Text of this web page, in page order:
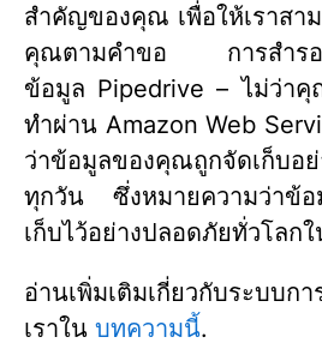
สำคัญของคุณ เพื่อให้เราสา
คุณตามคำขอ การสำรอ
ข้อมูล Pipedrive – ไม่ว่า
ทำผ่าน Amazon Web
ว่าข้อมูลของคุณถูกจัดเก็บอ
ทุกวัน ซึ่งหมายความว่าข้อ
เก็บไว้อย่างปลอดภัยทั่วโลก
อ่านเพิ่มเติมเกี่ยวกับระบบก
เราใน บทความนี้.